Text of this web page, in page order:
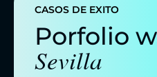
CASOS DE EXITO
Porfolio
Sevilla